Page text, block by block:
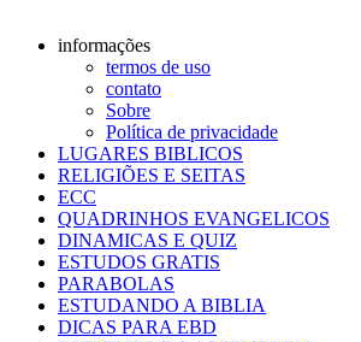
informações
termos de uso
contato
Sobre
Política de privacidade
LUGARES BIBLICOS
RELIGIÕES E SEITAS
ECC
QUADRINHOS EVANGELICOS
DINAMICAS E QUIZ
ESTUDOS GRATIS
PARABOLAS
ESTUDANDO A BIBLIA
DICAS PARA EBD